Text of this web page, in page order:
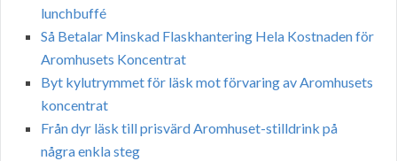
lunchbuffé
Så Betalar Minskad Flaskhantering Hela Kostnaden för
Aromhusets Koncentrat
Byt kylutrymmet för läsk mot förvaring av Aromhusets
koncentrat
Från dyr läsk till prisvärd Aromhuset-stilldrink på
några enkla steg